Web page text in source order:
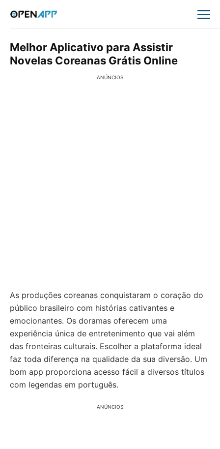
Melhor Aplicativo para Assistir
Novelas Coreanas Grátis Online
ANÚNCIOS
As produções coreanas conquistaram o coração do
público brasileiro com histórias cativantes e
emocionantes. Os doramas oferecem uma
experiência única de entretenimento que vai além
das fronteiras culturais. Escolher a plataforma ideal
faz toda diferença na qualidade da sua diversão. Um
bom app proporciona acesso fácil a diversos títulos
com legendas em português.
ANÚNCIOS